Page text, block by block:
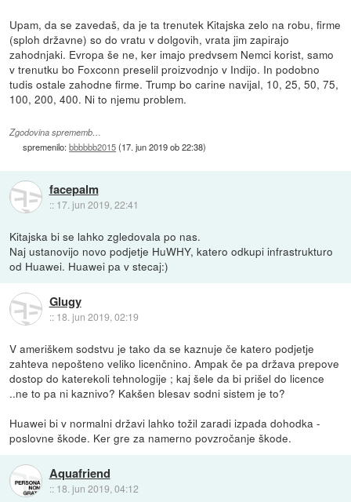
Upam, da se zavedaš, da je ta trenutek Kitajska zelo na robu, firme
(sploh državne) so do vratu v dolgovih, vrata jim zapirajo
zahodnjaki. Evropa še ne, ker imajo predvsem Nemci korist, samo
v trenutku bo Foxconn preselil proizvodnjo v Indijo. In podobno
tudis ostale zahodne firme. Trump bo carine navijal, 10, 25, 50, 75,
100, 200, 400. Ni to njemu problem.
Zgodovina sprememb…
spremenilo:bbbbbb2015(17. jun 2019 ob 22:38)
facepalm
:: 17. jun 2019, 22:41
Kitajska bi se lahko zgledovala po nas.
Naj ustanovijo novo podjetje HuWHY, katero odkupi infrastrukturo
od Huawei. Huawei pa v stecaj:)
Glugy
:: 18. jun 2019, 02:19
V ameriškem sodstvu je tako da se kaznuje če katero podjetje
zahteva nepošteno veliko licenčnino. Ampak če pa država prepove
dostop do katerekoli tehnologije ; kaj šele da bi prišel do licence
..ne to pa ni kaznivo? Kakšen blesav sodni sistem je to?
Huawei bi v normalni državi lahko tožil zaradi izpada dohodka -
poslovne škode. Ker gre za namerno povzročanje škode.
Aquafriend
:: 18. jun 2019, 04:12